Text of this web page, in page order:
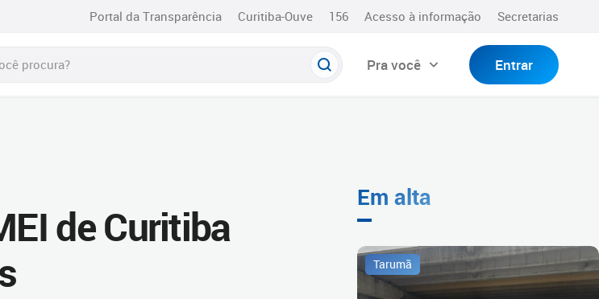
Portal da Transparência Curitiba-Ouve 156 Acesso à informação Secretarias
Pra você Entrar
de Curitiba
Em alta
Tarumã